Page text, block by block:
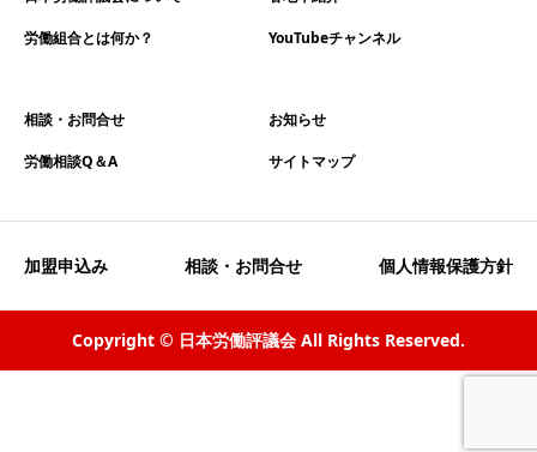
労働組合とは何か？ YouTubeチャンネル
相談・お問合せ
労働相談Q＆A
お知らせ
サイトマップ
加盟申込み 相談・お問合せ 個人情報保護方針
Copyright © 日本労働評議会 All Rights Reserved.